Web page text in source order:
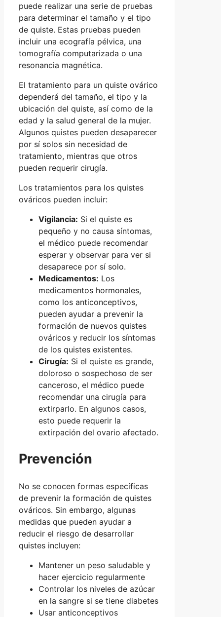
puede realizar una serie de pruebas
para determinar el tamaño y el tipo
de quiste. Estas pruebas pueden
incluir una ecografía pélvica, una
tomografía computarizada o una
resonancia magnética.
El tratamiento para un quiste ovárico
dependerá del tamaño, el tipo y la
ubicación del quiste, así como de la
edad y la salud general de la mujer.
Algunos quistes pueden desaparecer
por sí solos sin necesidad de
tratamiento, mientras que otros
pueden requerir cirugía.
Los tratamientos para los quistes
ováricos pueden incluir:
Vigilancia: Si el quiste es
pequeño y no causa síntomas,
el médico puede recomendar
esperar y observar para ver si
desaparece por sí solo.
Medicamentos: Los
medicamentos hormonales,
como los anticonceptivos,
pueden ayudar a prevenir la
formación de nuevos quistes
ováricos y reducir los síntomas
de los quistes existentes.
Cirugía: Si el quiste es grande,
doloroso o sospechoso de ser
canceroso, el médico puede
recomendar una cirugía para
extirparlo. En algunos casos,
esto puede requerir la
extirpación del ovario afectado.
Prevención
No se conocen formas específicas
de prevenir la formación de quistes
ováricos. Sin embargo, algunas
medidas que pueden ayudar a
reducir el riesgo de desarrollar
quistes incluyen:
Mantener un peso saludable y
hacer ejercicio regularmente
Controlar los niveles de azúcar
en la sangre si se tiene diabetes
Usar anticonceptivos